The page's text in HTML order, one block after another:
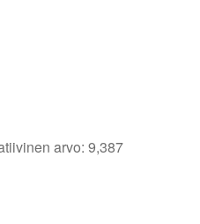
arvo: 9,387